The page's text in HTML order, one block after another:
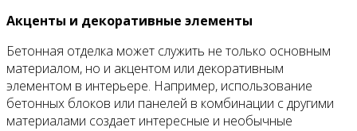
Акценты и декоративные элементы
Бетонная отделка может служить не только основным
материалом, но и акцентом или декоративным
элементом в интерьере. Например, использование
бетонных блоков или панелей в комбинации с другими
материалами создает интересные и необычные